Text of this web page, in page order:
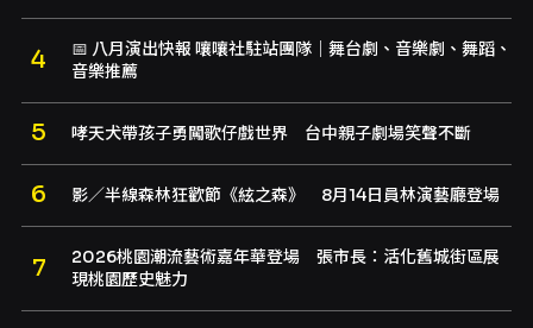
📅 八月演出快報 嚷嚷社駐站團隊｜舞台劇、音樂劇、舞蹈、
音樂推薦
哮天犬帶孩子勇闖歌仔戲世界 台中親子劇場笑聲不斷
影／半線森林狂歡節《絃之森》 8月14日員林演藝廳登場
2026桃園潮流藝術嘉年華登場 張市長：活化舊城街區展
現桃園歷史魅力